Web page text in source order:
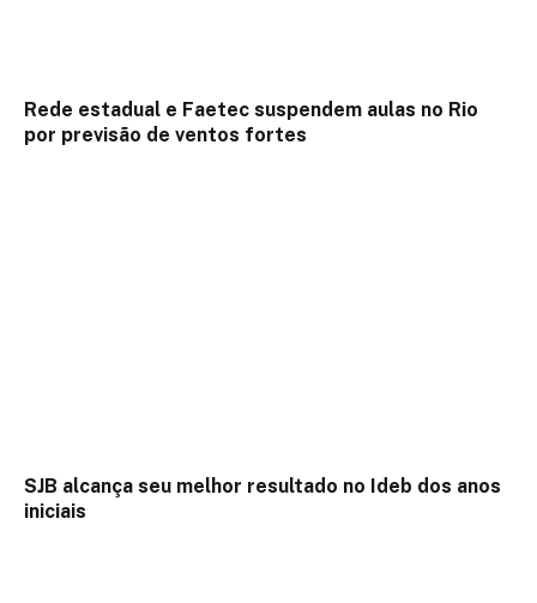
Rede estadual e Faetec suspendem aulas no Rio
por previsão de ventos fortes
SJB alcança seu melhor resultado no Ideb dos anos
iniciais